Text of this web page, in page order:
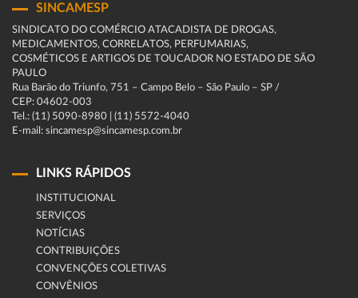
SINCAMESP
SINDICATO DO COMÉRCIO ATACADISTA DE DROGAS,
MEDICAMENTOS, CORRELATOS, PERFUMARIAS,
COSMÉTICOS E ARTIGOS DE TOUCADOR NO ESTADO DE SÃO
PAULO
Rua Barão do Triunfo, 751 – Campo Belo – São Paulo – SP /
CEP: 04602-003
Tel.: (11) 5090-8980 | (11) 5572-4040
E-mail: sincamesp@sincamesp.com.br
LINKS RÁPIDOS
INSTITUCIONAL
SERVIÇOS
NOTÍCIAS
CONTRIBUIÇÕES
CONVENÇÕES COLETIVAS
CONVÊNIOS